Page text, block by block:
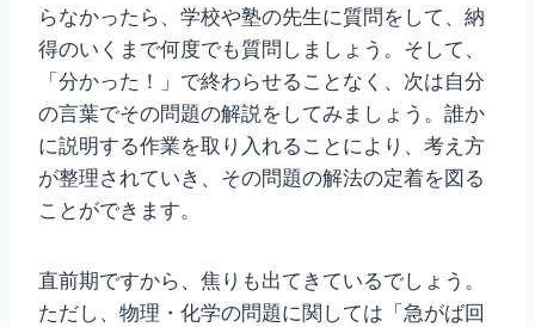
らなかったら、学校や塾の先生に質問をして、納
得のいくまで何度でも質問しましょう。そして、
「分かった！」で終わらせることなく、次は自分
の言葉でその問題の解説をしてみましょう。誰か
に説明する作業を取り入れることにより、考え方
が整理されていき、その問題の解法の定着を図る
ことができます。
直前期ですから、焦りも出てきているでしょう。
ただし、物理・化学の問題に関しては「急がば回